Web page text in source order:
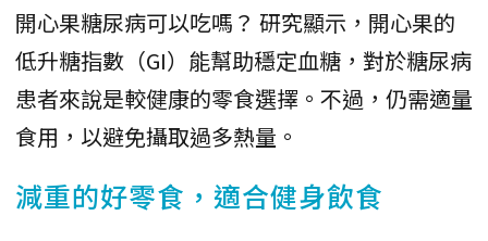
開心果糖尿病可以吃嗎？ 研究顯示，開心果的
低升糖指數（GI）能幫助穩定血糖，對於糖尿病
患者來說是較健康的零食選擇。不過，仍需適量
食用，以避免攝取過多熱量。
減重的好零食，適合健身飲食